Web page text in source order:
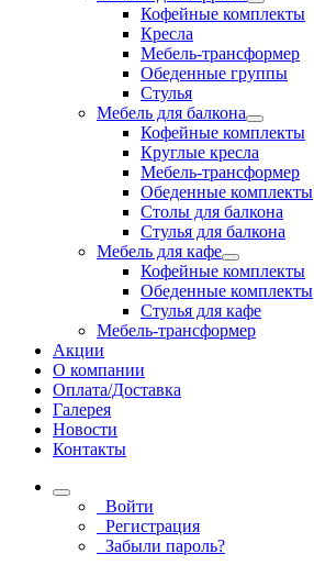
Кофейные комплекты
Кресла
Мебель-трансформер
Обеденные группы
Стулья
Мебель для балкона
Кофейные комплекты
Круглые кресла
Мебель-трансформер
Обеденные комплекты
Столы для балкона
Стулья для балкона
Мебель для кафе
Кофейные комплекты
Обеденные комплекты
Стулья для кафе
Мебель-трансформер
Акции
О компании
Оплата/Доставка
Галерея
Новости
Контакты
Войти
Регистрация
Забыли пароль?